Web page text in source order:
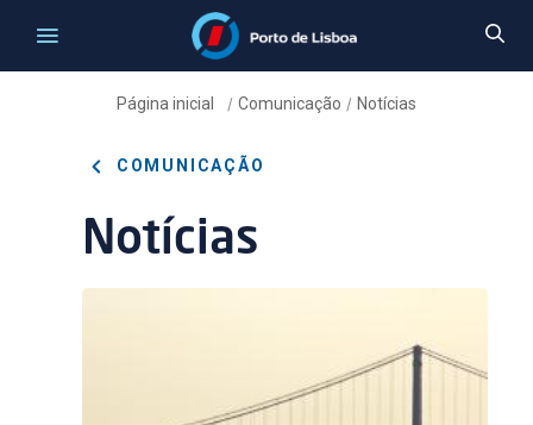
Página inicial / Comunicação / Notícias
COMUNICAÇÃO
Notícias